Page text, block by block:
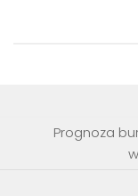
Prognoza